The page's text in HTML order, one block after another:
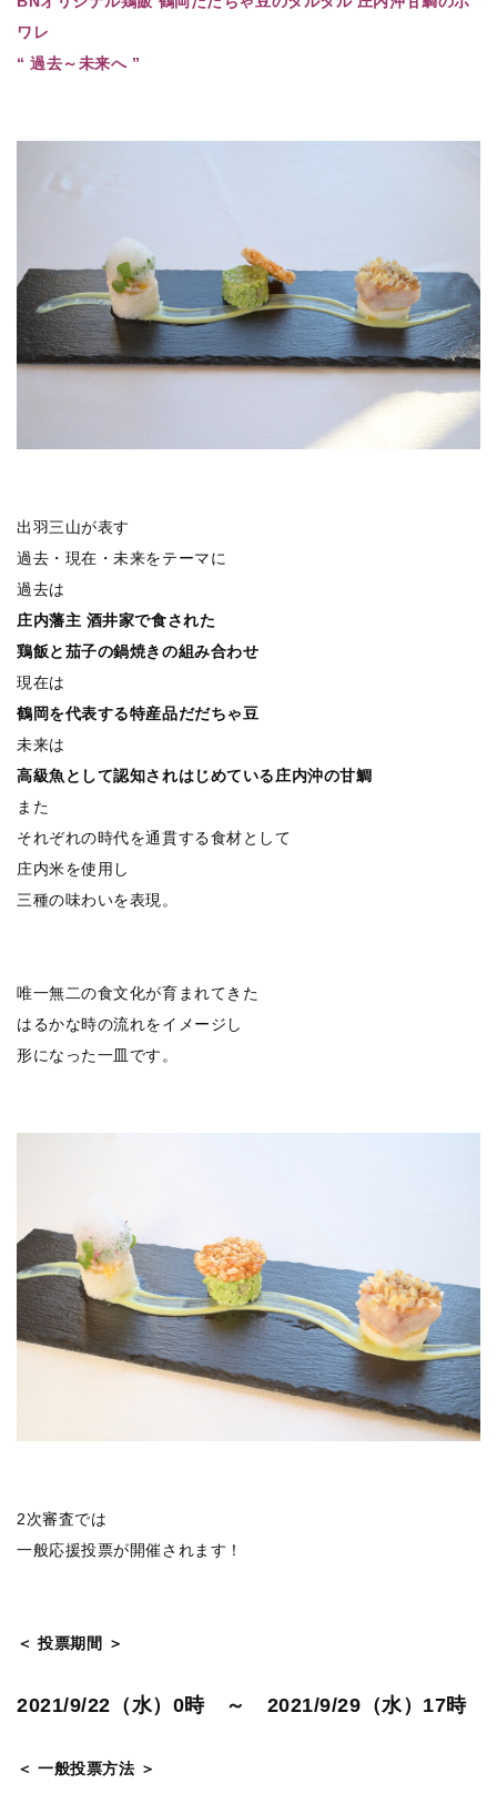
ワレ
“ 過去～未来へ ”
出羽三山が表す
過去・現在・未来をテーマに
過去は
庄内藩主 酒井家で食された
鶏飯と茄子の鍋焼きの組み合わせ
現在は
鶴岡を代表する特産品だだちゃ豆
未来は
高級魚として認知されはじめている庄内沖の甘鯛
また
それぞれの時代を通貫する食材として
庄内米を使用し
三種の味わいを表現。
唯一無二の食文化が育まれてきた
はるかな時の流れをイメージし
形になった一皿です。
2次審査では
一般応援投票が開催されます！
＜ 投票期間 ＞
2021/9/22（水）0時 ～ 2021/9/29（水）17時
＜ 一般投票方法 ＞